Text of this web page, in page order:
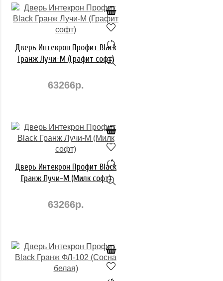
Дверь Интекрон Профит Black
Гранж Лучи-М (Графит софт)
63266р.
Дверь Интекрон Профит Black
Гранж Лучи-М (Милк софт)
63266р.